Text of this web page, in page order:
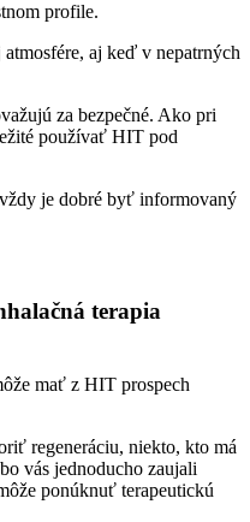
profile.
aj keď v nepatrných
za bezpečné. Ako pri
používať HIT pod
je dobré byť informovaný
terapia
mať z HIT prospech
regeneráciu, niekto, kto má
vás jednoducho zaujali
ponúknuť terapeutickú